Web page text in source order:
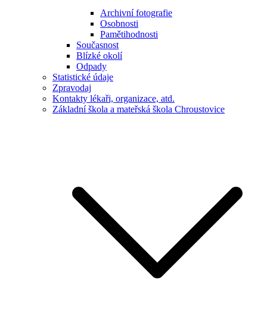
Archivní fotografie
Osobnosti
Pamětihodnosti
Současnost
Blízké okolí
Odpady
Statistické údaje
Zpravodaj
Kontakty lékaři, organizace, atd.
Základní škola a mateřská škola Chroustovice